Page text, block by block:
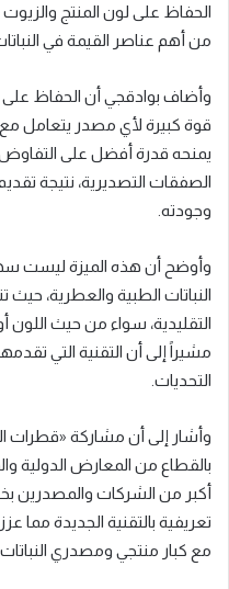
الحفاظ على لون المنتج والزيوت
من أهم عناصر القيمة في
وأضاف بوادقجي أن الحفاظ على
قوة كبيرة لأي مصدر يتعامل مع
يمنحه قدرة أفضل على
الصفقات التصديرية، نتيجة
وجودته.
وأوضح أن هذه الميزة ليست
النباتات الطبية والعطرية، حيث
التقليدية، سواء من حيث اللون
مشيراً إلى أن التقنية التي
التحديات.
وأشار إلى أن مشاركة «قطرات
بالقطاع من المعارض
أكبر من الشركات والمصدرين
تعريفية بالتقنية الجديدة مما
مع كبار منتجي ومصدري